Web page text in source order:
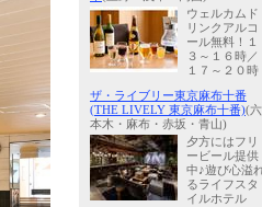
ウェルカムド
リンクアルコ
ール無料！１
３～１６時／
１７～２０時
ザ・ライブリー東京麻布十番
(THE LIVELY 東京麻布十番)(六
本木・麻布・赤坂・青山)
夕方にはフリ
ービール提供
中♪遊び心溢
るライフスタ
イルホテル